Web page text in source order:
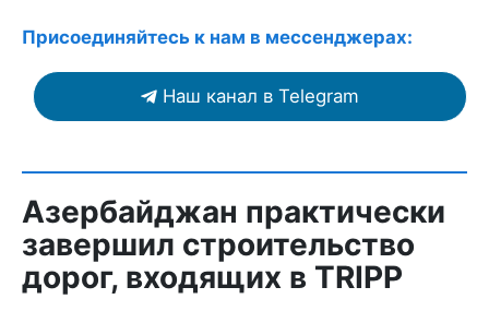
Присоединяйтесь к нам в мессенджерах:
Наш канал в Telegram
Азербайджан практически
завершил строительство
дорог, входящих в TRIPP